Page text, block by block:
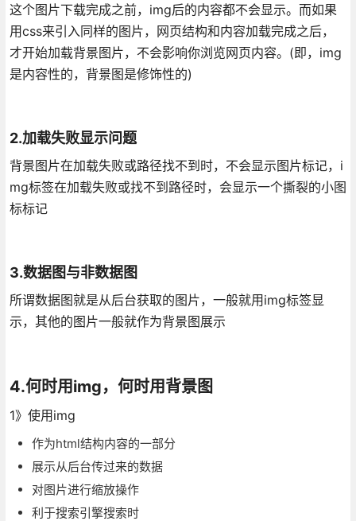
这个图片下载完成之前，img后的内容都不会显示。而如果
用css来引入同样的图片，网页结构和内容加载完成之后，
才开始加载背景图片，不会影响你浏览网页内容。(即，img
是内容性的，背景图是修饰性的)
2.加载失败显示问题
背景图片在加载失败或路径找不到时，不会显示图片标记，i
mg标签在加载失败或找不到路径时，会显示一个撕裂的小图
标标记
3.数据图与非数据图
所谓数据图就是从后台获取的图片，一般就用img标签显
示，其他的图片一般就作为背景图展示
4.何时用img，何时用背景图
1》使用img
作为html结构内容的一部分
展示从后台传过来的数据
对图片进行缩放操作
利于搜索引擎搜索时